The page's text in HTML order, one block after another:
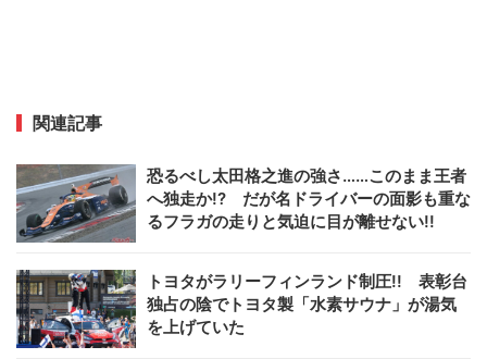
関連記事
恐るべし太田格之進の強さ……このまま王者
へ独走か!? だが名ドライバーの面影も重な
るフラガの走りと気迫に目が離せない!!
トヨタがラリーフィンランド制圧!! 表彰台
独占の陰でトヨタ製「水素サウナ」が湯気
を上げていた